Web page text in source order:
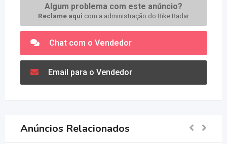
Algum problema com este anúncio?
Reclame aqui com a administração do Bike Radar
Chat com o Vendedor
Email para o Vendedor
Anúncios Relacionados